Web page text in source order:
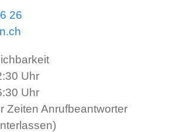
26
Uhr
Uhr
Zeiten Anrufbeantworter